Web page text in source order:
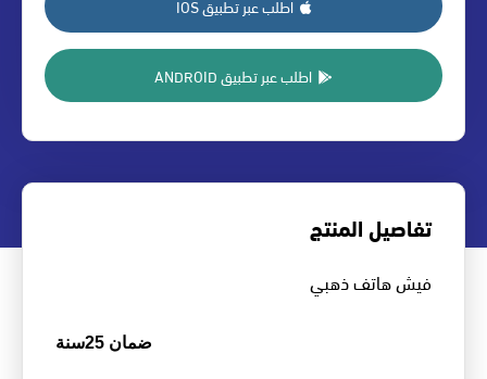
اطلب عبر تطبيق IOS
اطلب عبر تطبيق ANDROID
تفاصيل المنتج
فيش هاتف ذهبي
ضمان 25سنة